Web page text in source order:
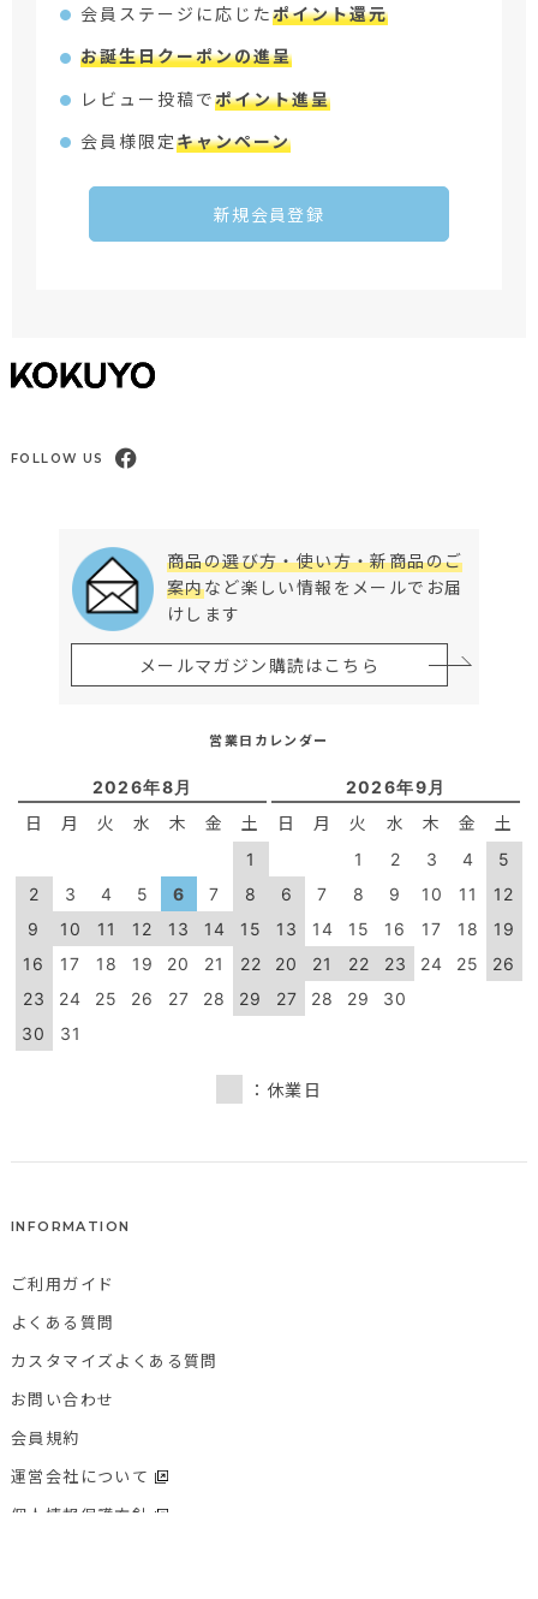
会員ステージに応じたポイント還元
お誕生日クーポンの進呈
レビュー投稿でポイント進呈
会員様限定キャンペーン
新規会員登録
FOLLOW US
商品の選び方・使い方・新商品のご
案内など楽しい情報をメールでお届
けします
メールマガジン購読はこちら
営業日カレンダー
2026年8月
日 月 火 水 木 金 土
1
2
3 4 5 6 7
8
9
10 11 12 13 14
15
16
17 18 19 20 21
22
23
24 25 26 27 28
29
30
31
2026年9月
日 月 火 水 木 金 土
1 2 3 4
5
6
7 8 9 10 11
12
13
14 15 16 17 18
19
20
21 22 23 24 25
26
27
28 29 30
：休業日
INFORMATION
ご利用ガイド
よくある質問
カスタマイズよくある質問
お問い合わせ
会員規約
運営会社について
個人情報保護方針